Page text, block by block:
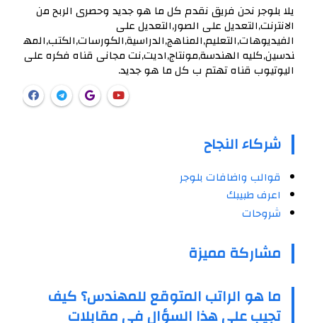
يلا بلوجر نحن فريق نقدم كل ما هو جديد وحصرى الربح من
الانترنت,التعديل على الصور,التعديل على
الفيديوهات,التعليم,المناهج,الدراسية,الكورسات,الكتب,المه
ندسين,كليه الهندسة,مونتاج,اديت,نت مجانى قناه فكره على
اليوتيوب قناه تهتم ب كل ما هو جديد.
شركاء النجاح
قوالب واضافات بلوجر
اعرف طبيبك
شروحات
مشاركة مميزة
ما هو الراتب المتوقع للمهندس؟ كيف
تجيب على هذا السؤال في مقابلات